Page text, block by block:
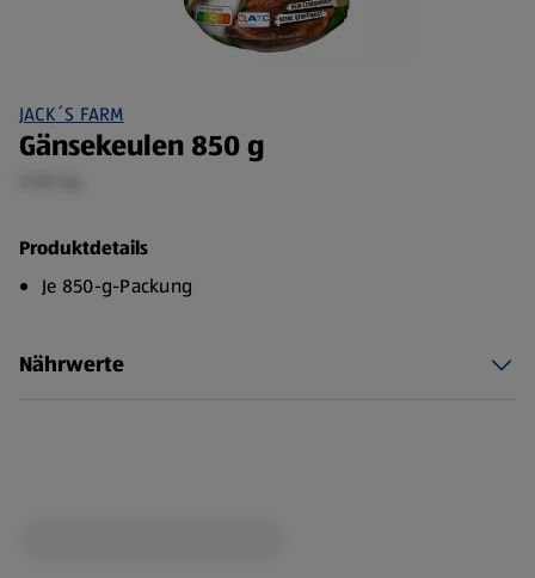
JACK´S FARM
Gänsekeulen 850 g
Produktdetails
Je 850-g-Packung
Nährwerte